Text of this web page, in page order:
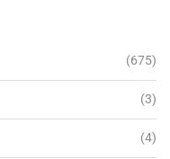
(675)
(3)
(4)